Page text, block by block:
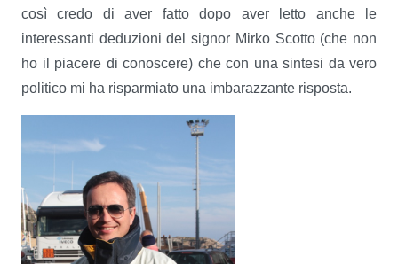
così credo di aver fatto dopo aver letto anche le
interessanti deduzioni del signor Mirko Scotto (che non
ho il piacere di conoscere) che con una sintesi da vero
politico mi ha risparmiato una imbarazzante risposta.